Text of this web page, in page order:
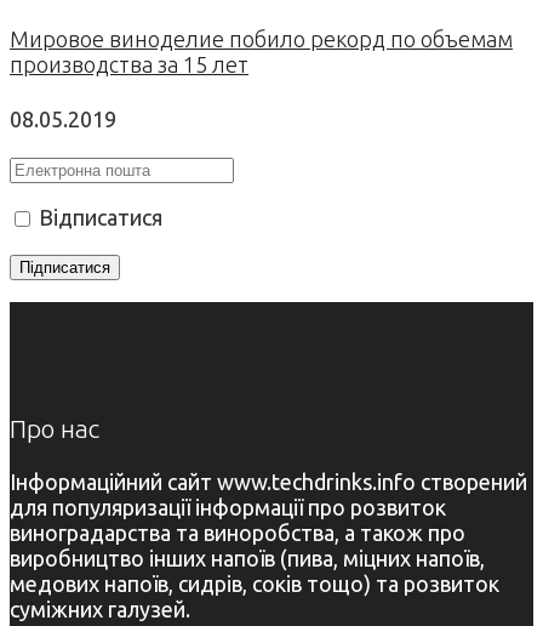
Мировое виноделие побило рекорд по объемам
производства за 15 лет
08.05.2019
Відписатися
Про нас
Інформаційний сайт www.techdrinks.info створений
для популяризації інформації про розвиток
виноградарства та виноробства, а також про
виробництво інших напоїв (пива, міцних напоїв,
медових напоїв, сидрів, соків тощо) та розвиток
суміжних галузей.